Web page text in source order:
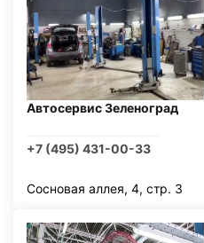
Автосервис Зеленоград
+7 (495) 431-00-33
Сосновая аллея, 4, стр. 3